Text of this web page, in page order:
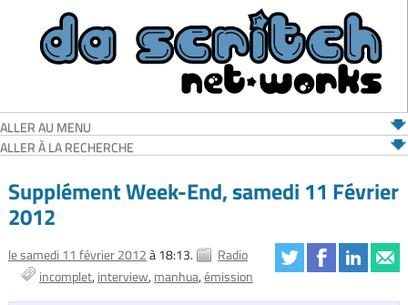
ALLER AU MENU
ALLER À LA RECHERCHE
Supplément Week-End, samedi 11 Février
2012
le samedi 11 février 2012à 18:13.
Radio
incomplet interview manhua émission